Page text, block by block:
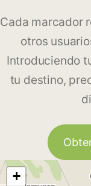
Cada marcador
otros
Introduciendo
tu destino,
+